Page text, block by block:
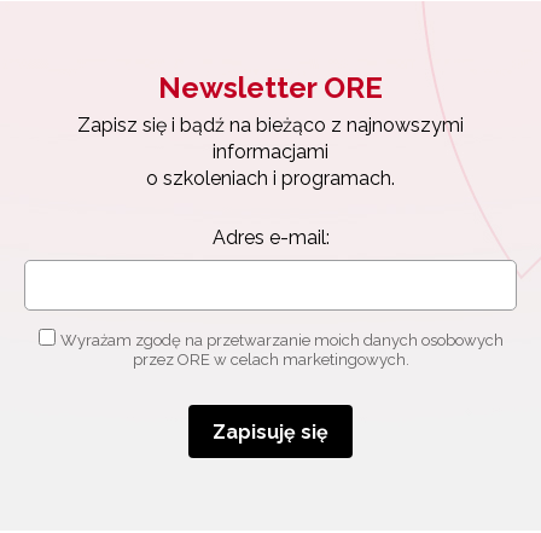
Newsletter ORE
Zapisz się i bądź na bieżąco z najnowszymi
informacjami
o szkoleniach i programach.
Adres e-mail:
Wyrażam zgodę na przetwarzanie moich danych osobowych
przez ORE w celach marketingowych.
Zapisuję się